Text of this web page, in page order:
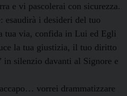
e vi pascolerai con sicurezza.
esaudirà i desideri del tuo
tua via, confida in Lui ed Egli
la tua giustizia, il tuo diritto
in silenzio davanti al Signore e
vorrei drammatizzare